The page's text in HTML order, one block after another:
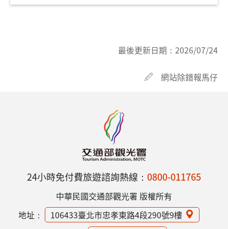
最後更新日期： 2026/07/24
網站除錯報馬仔
24小時免付費旅遊諮詢熱線： 0800-011765
中華民國交通部觀光署 版權所有
地址：
106433臺北市忠孝東路4段290號9樓